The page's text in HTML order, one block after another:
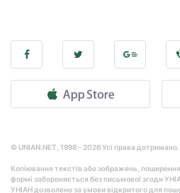
© UNIAN.NET, 1998 - 2026 Усі права дотримано.
Копіювання текстів або зображень,
формі забороняється без письмової згоди
УНІАН дозволено за умови відкритого для